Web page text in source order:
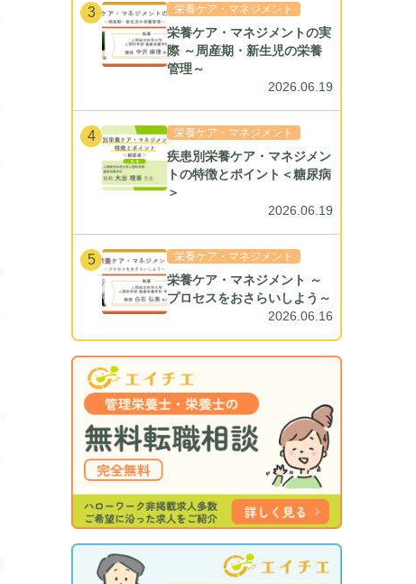
3 栄養ケア・マネジメント
栄養ケア・マネジメントの実
際 ～周産期・新生児の栄養
管理～
2026.06.19
4 栄養ケア・マネジメント
疾患別栄養ケア・マネジメン
トの特徴とポイント＜糖尿病
＞
2026.06.19
5 栄養ケア・マネジメント
栄養ケア・マネジメント ～
プロセスをおさらいしよう～
2026.06.16